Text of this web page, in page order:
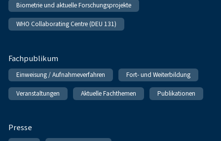
Biometrie und aktuelle Forschungsprojekte
WHO Collaborating Centre (DEU 131)
Fachpublikum
Einweisung / Aufnahmeverfahren Fort- und Weiterbildung
Veranstaltungen Aktuelle Fachthemen Publikationen
Presse